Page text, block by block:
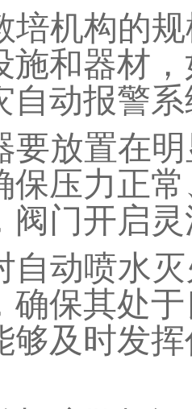
培机构的
施和器材
自动报警
要放置在
保压力正
阀门开启
自动喷水
确保其处
够及时发